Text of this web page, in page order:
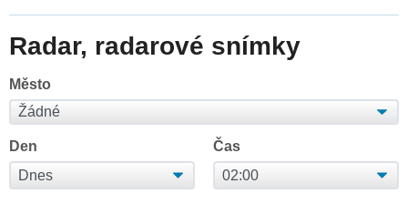
Radar, radarové snímky
Město
Den Čas